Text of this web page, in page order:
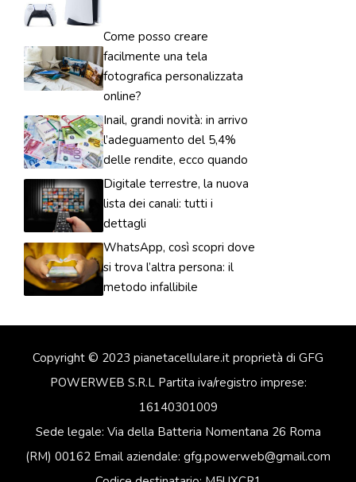
Come posso creare
facilmente una tela
fotografica personalizzata
online?
Inail, grandi novità: in arrivo
l’adeguamento del 5,4%
delle rendite, ecco quando
Digitale terrestre, la nuova
lista dei canali: tutti i
dettagli
WhatsApp, così scopri dove
si trova l’altra persona: il
metodo infallibile
Copyright © 2023 pianetacellulare.it proprietà di GFG
POWERWEB S.R.L Partita iva/registro imprese:
16140301009
Sede legale: Via della Batteria Nomentana 26 Roma
(RM) 00162 Email aziendale: gfg.powerweb@gmail.com